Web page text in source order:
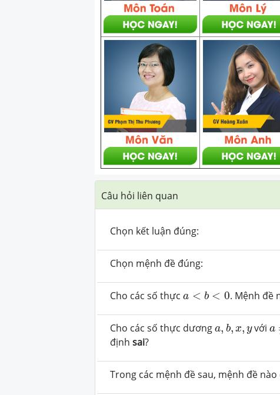
Câu hỏi liên quan
Chọn kết luận đúng:
Chọn mệnh đề đúng:
Cho các số thựca < b < 0
a <b < 0 . Mệnh đề
Cho các số thực dươnga, b, x, y
a b x, y vớia
a
địnhsai?
Trong các mệnh đề sau, mệnh đề nào